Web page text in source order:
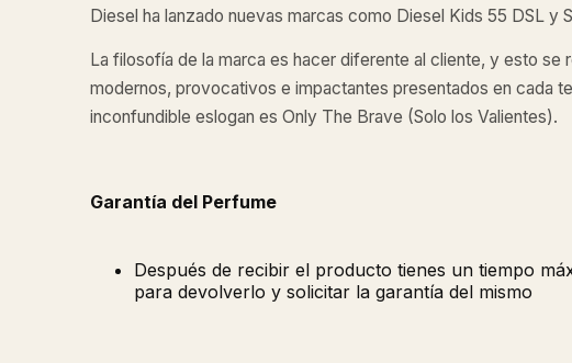
Diesel ha lanzado nuevas marcas como Diesel Kids 55 DSL y
​La filosofía de la marca es hacer diferente al cliente, y esto se
modernos, provocativos e impactantes presentados en cada
inconfundible eslogan es Only The Brave (Solo los Valientes).
Garantía del Perfume
Después de recibir el producto tienes un tiempo
para devolverlo y solicitar la garantía del mismo